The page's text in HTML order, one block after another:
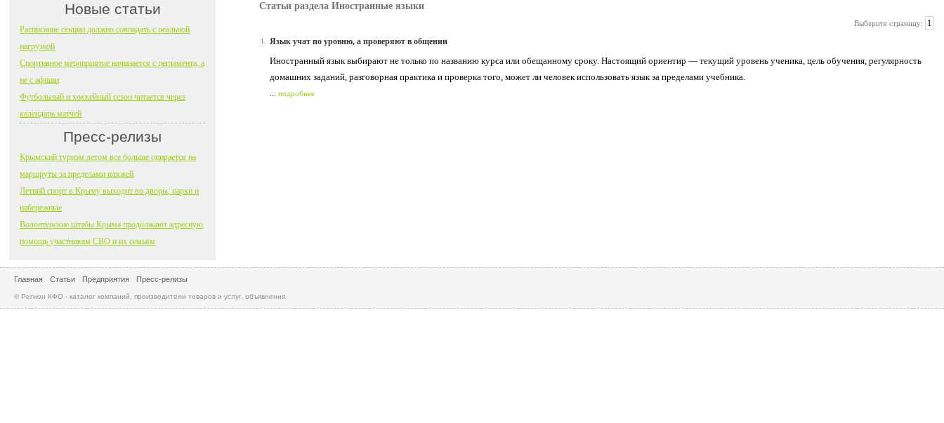
Статьи раздела Иностранные языки
Выберите страницу: 1
1. Язык учат по уровню, а проверяют в общении
Иностранный язык выбирают не только по названию курса или обещанному сроку. Настоящий ориентир — текущий уровень ученика, цель обучения, регулярность
домашних заданий, разговорная практика и проверка того, может ли человек использовать язык за пределами учебника.
подробнее
Новые статьи
Расписание секции должно совпадать с реальной
нагрузкой
Спортивное мероприятие начинается с регламента, а
не с афиши
Футбольный и хоккейный сезон читается через
календарь матчей
Пресс-релизы
Крымский туризм летом все больше опирается на
маршруты за пределами пляжей
Летний спорт в Крыму выходит во дворы, парки и
набережные
Волонтерские штабы Крыма продолжают адресную
помощь участникам СВО и их семьям
Главная Статьи Предприятия Пресс-релизы
© Регион КФО - каталог компаний, производители товаров и услуг, объявления